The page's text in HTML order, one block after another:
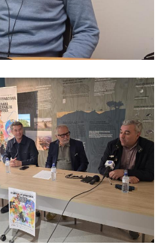
Medi
Acollirà El II
De Catifes I
Internacional De
Impulsar Aquest Art
Al Reconeixement De
La UNESCO
Altres